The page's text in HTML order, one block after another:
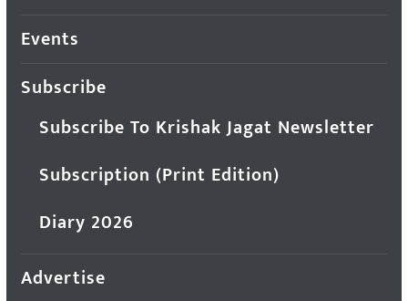
Events
Subscribe
Subscribe To Krishak Jagat Newsletter
Subscription (Print Edition)
Diary 2026
Advertise